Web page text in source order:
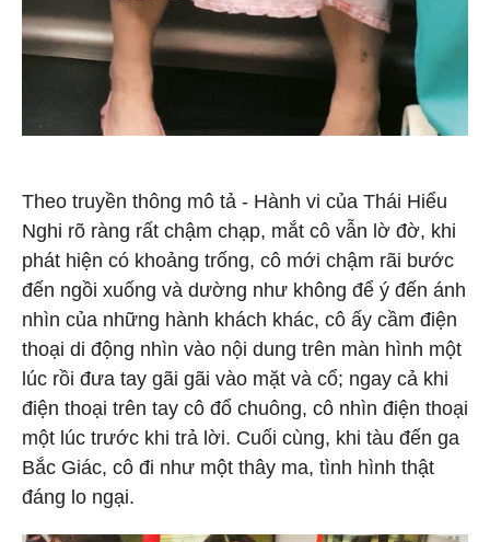
Theo truyền thông mô tả - Hành vi của Thái Hiểu
Nghi rõ ràng rất chậm chạp, mắt cô vẫn lờ đờ, khi
phát hiện có khoảng trống, cô mới chậm rãi bước
đến ngồi xuống và dường như không để ý đến ánh
nhìn của những hành khách khác, cô ấy cầm điện
thoại di động nhìn vào nội dung trên màn hình một
lúc rồi đưa tay gãi gãi vào mặt và cổ; ngay cả khi
điện thoại trên tay cô đổ chuông, cô nhìn điện thoại
một lúc trước khi trả lời. Cuối cùng, khi tàu đến ga
Bắc Giác, cô đi như một thây ma, tình hình thật
đáng lo ngại.